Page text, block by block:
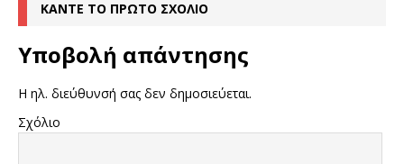
ΚΆΝΤΕ ΤΟ ΠΡΏΤΟ ΣΧΌΛΙΟ
Υποβολή απάντησης
Η ηλ. διεύθυνσή σας δεν δημοσιεύεται.
Σχόλιο